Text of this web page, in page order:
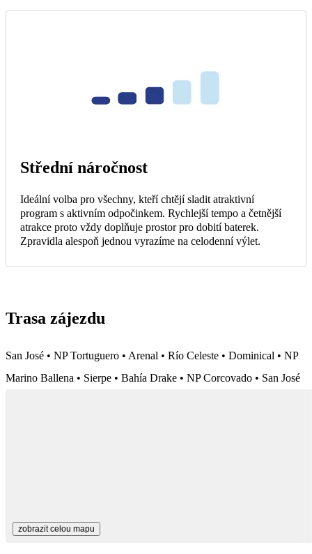
Střední náročnost
Ideální volba pro všechny, kteří chtějí sladit atraktivní
program s aktivním odpočinkem. Rychlejší tempo a četnější
atrakce proto vždy doplňuje prostor pro dobití baterek.
Zpravidla alespoň jednou vyrazíme na celodenní výlet.
Trasa zájezdu
San José • NP Tortuguero • Arenal • Río Celeste • Dominical • NP
Marino Ballena • Sierpe • Bahía Drake • NP Corcovado • San José
zobrazit celou mapu